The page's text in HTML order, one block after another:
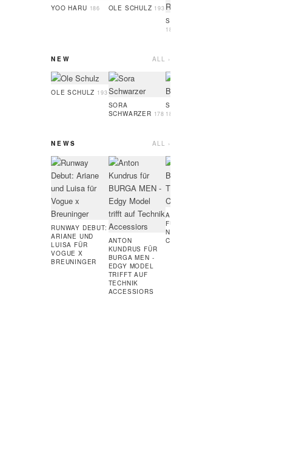
YOO HARU 186 OLE SCHULZ 193
SIMON RAMBO
188
NEW ALL ›
OLE SCHULZ 193
SORA
SCHWARZER 178
SOPHIA BRANDL
181
NEWS ALL ›
RUNWAY DEBUT:
ARIANE UND
LUISA FÜR
VOGUE X
BREUNINGER
ANTON
KUNDRUS FÜR
BURGA MEN -
EDGY MODEL
TRIFFT AUF
TECHNIK
ACCESSIORS
AMIE BANGURA
FÜR TEVEO'S
NEUE
CONTRASTLINE